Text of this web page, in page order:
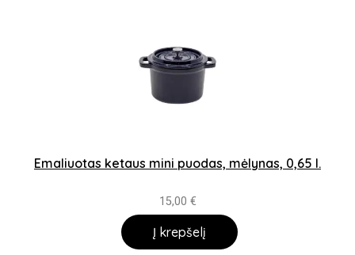
Emaliuotas ketaus mini puodas, mėlynas, 0,65 l.
15,00 €
Į krepšelį